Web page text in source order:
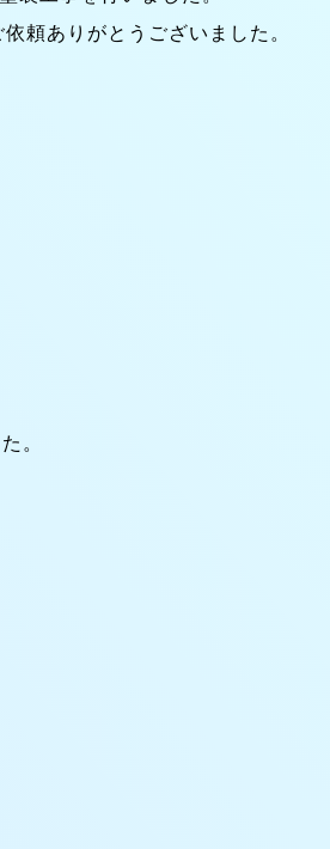
頼ありがとうございました。
。